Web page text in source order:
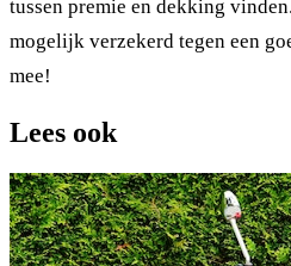
tussen premie en dekking
mogelijk verzekerd tegen een
mee!
Lees ook